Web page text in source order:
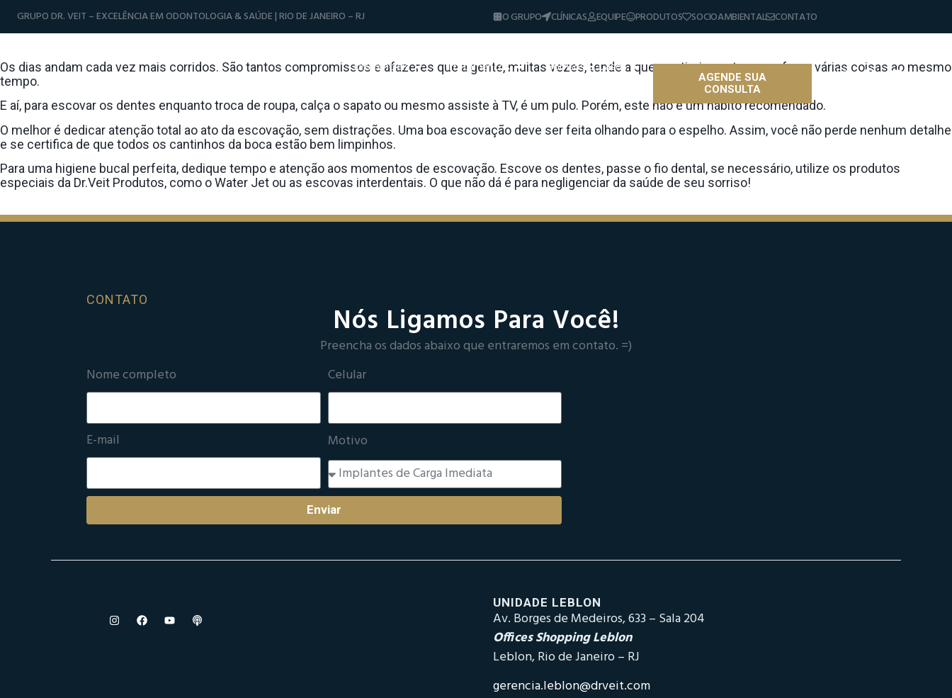
GRUPO DR. VEIT – EXCELÊNCIA EM ODONTOLOGIA & SAÚDE | RIO DE JANEIRO – RJ O GRUPO CLÍNICAS EQUIPE PRODUTOS SOCIOAMBIENTAL CONTATO
Diferenciais Tratamentos
Sorrisos & Casos
Dicas e Notícias
AGENDE SUA
CONSULTA
Quer Uma Escovação Perfeita? Então Olhe Para O Espelho!
Os dias andam cada vez mais corridos. São tantos compromissos e afazeres que a gente, muitas vezes, tende a querer otimizar o tempo e fazer várias coisas ao mesmo
tempo.
E aí, para escovar os dentes enquanto troca de roupa, calça o sapato ou mesmo assiste à TV, é um pulo. Porém, este não é um hábito recomendado.
O melhor é dedicar atenção total ao ato da escovação, sem distrações. Uma boa escovação deve ser feita olhando para o espelho. Assim, você não perde nenhum detalhe
e se certifica de que todos os cantinhos da boca estão bem limpinhos.
Para uma higiene bucal perfeita, dedique tempo e atenção aos momentos de escovação. Escove os dentes, passe o fio dental, se necessário, utilize os produtos
especiais da Dr.Veit Produtos, como o Water Jet ou as escovas interdentais. O que não dá é para negligenciar da saúde de seu sorriso!
CONTATO
Nós Ligamos Para Você!
Preencha os dados abaixo que entraremos em contato. =)
Nome completo
Celular
E-mail Motivo
Enviar
UNIDADE LEBLON
Av. Borges de Medeiros, 633 – Sala 204
Offices Shopping Leblon
Leblon, Rio de Janeiro – RJ
gerencia.leblon@drveit.com